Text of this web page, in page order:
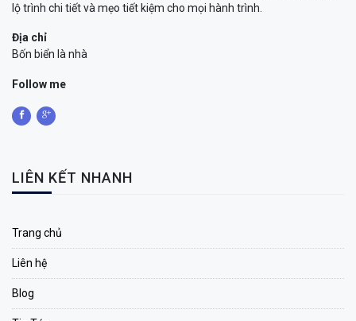
lộ trình chi tiết và mẹo tiết kiệm cho mọi hành trình.
Địa chỉ
Bốn biển là nhà
Follow me
LIÊN KẾT NHANH
Trang chủ
Liên hệ
Blog